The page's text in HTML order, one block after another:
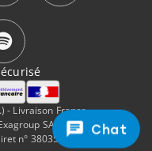
Chat
- Livraison France
SAS, a Cimpress
n° 38035323500050, RCS